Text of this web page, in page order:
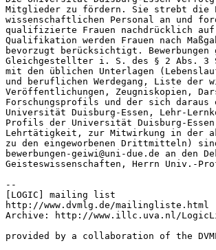
Mitglieder zu fördern. Sie strebt die
wissenschaftlichen Personal an und
qualifizierte Frauen nachdrücklich
Qualifikation werden Frauen nach
bevorzugt berücksichtigt.
Gleichgestellter i. S. des § 2 Abs. 3
mit den üblichen Unterlagen
und beruflichen Werdegang, Liste der
Veröffentlichungen, Zeugniskopien,
Forschungsprofils und der sich daraus
Universität Duisburg-Essen, Lehr-
Profils der Universität Duisburg-
Lehrtätigkeit, zur Mitwirkung in der
zu den eingeworbenen Drittmitteln)
bewerbungen-geiwi@uni-due.de an den
Geisteswissenschaften, Herrn Univ.-
--
[LOGIC] mailing list
http://www.dvmlg.de/mailingliste.html
Archive: http://www.illc.uva.nl/